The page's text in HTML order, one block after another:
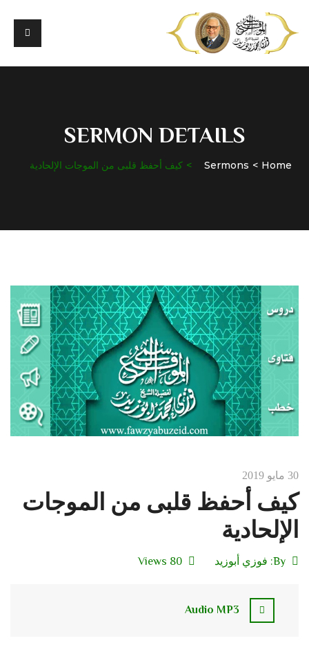
SERMON DETAILS
Home
Sermons كيف أحفظ قلبى من الموجات الإلحادية
30 مايو 2019
كيف أحفظ قلبى من الموجات
الإلحادية
By: فوزي أبوزيد 80 Views
Audio MP3